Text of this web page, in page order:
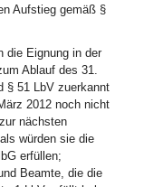
Aufstieg gemäß §
die Eignung in der
Ablauf des 31.
§ 51 LbV zuerkannt
2012 noch nicht
nächsten
würden sie die
erfüllen;
Beamte, die die